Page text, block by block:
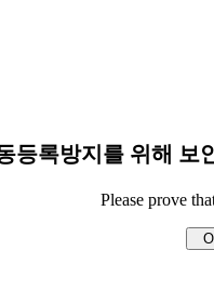
등록방지를 위해 보
Please prove